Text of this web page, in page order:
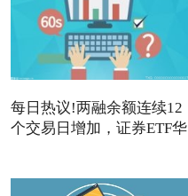
每日热议!两融余额连续12
个交易日增加，证券ETF华